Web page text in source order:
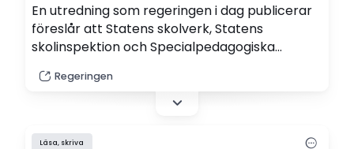
En utredning som regeringen i dag publicerar
föreslår att Statens skolverk, Statens
skolinspektion och Specialpedagogiska
Skolforskningsinstitutet föreslås finnas kvar.
Istället ska en ny myndighet, Skolmyndigheten
inrättas (pfd).
Regeringen
Läsa, skriva